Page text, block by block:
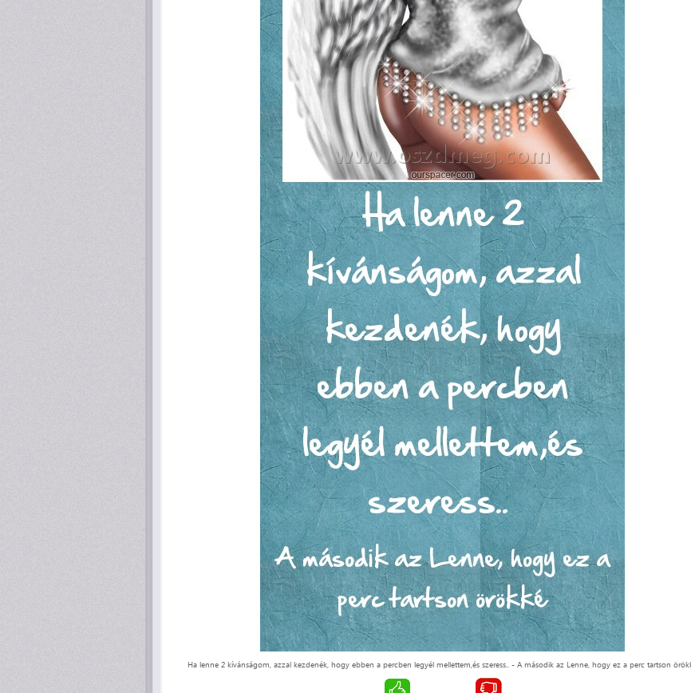
Ha lenne 2 kívánságom, azzal kezdenék, hogy ebben a percben legyél mellettem,és szeress.. - A második az Lenne, hogy ez a perc tartson